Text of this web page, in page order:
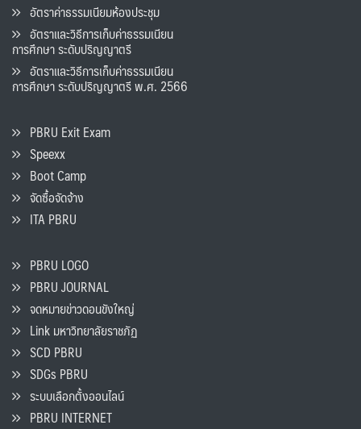
อัตราค่าธรรมเนียมห้องประชุม
อัตราและวิธีการเก็บค่าธรรมเนียน
การศึกษา ระดับปริญญาตรี
อัตราและวิธีการเก็บค่าธรรมเนียน
การศึกษา ระดับปริญญาตรี พ.ศ. 2566
PBRU Exit Exam
Speexx
Boot Camp
จัดซื้อจัดจ้าง
ITA PBRU
PBRU LOGO
PBRU JOURNAL
จดหมายข่าวดอนขังใหญ่
Link มหาวิทยาลัยราชภัฏ
SCD PBRU
SDGs PBRU
ระบบเลือกตั้งออนไลน์
PBRU INTERNET